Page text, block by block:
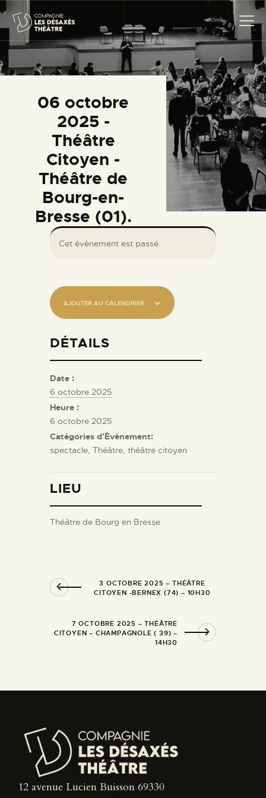
06 octobre
2025 -
Théâtre
Citoyen -
Théâtre de
Bourg-en-
Bresse (01).
CRÉATIONS
THÉÂTRE CITOYEN
PROJETS SCOLAIRES
TRANSMISSION
ACTUALITÉS
AGENDA
CONTACT
Cet évènement est passé.
AJOUTER AU CALENDRIER
DÉTAILS
Date :
6 octobre 2025
Heure :
6 octobre 2025
Catégories d’Évènement:
spectacle, Théâtre, théâtre citoyen
LIEU
Théâtre de Bourg en Bresse
3 OCTOBRE 2025 – THÉÂTRE
CITOYEN -BERNEX (74) – 10H30
7 OCTOBRE 2025 – THÉÂTRE
CITOYEN – CHAMPAGNOLE ( 39) –
14H30
12 avenue Lucien Buisson 69330